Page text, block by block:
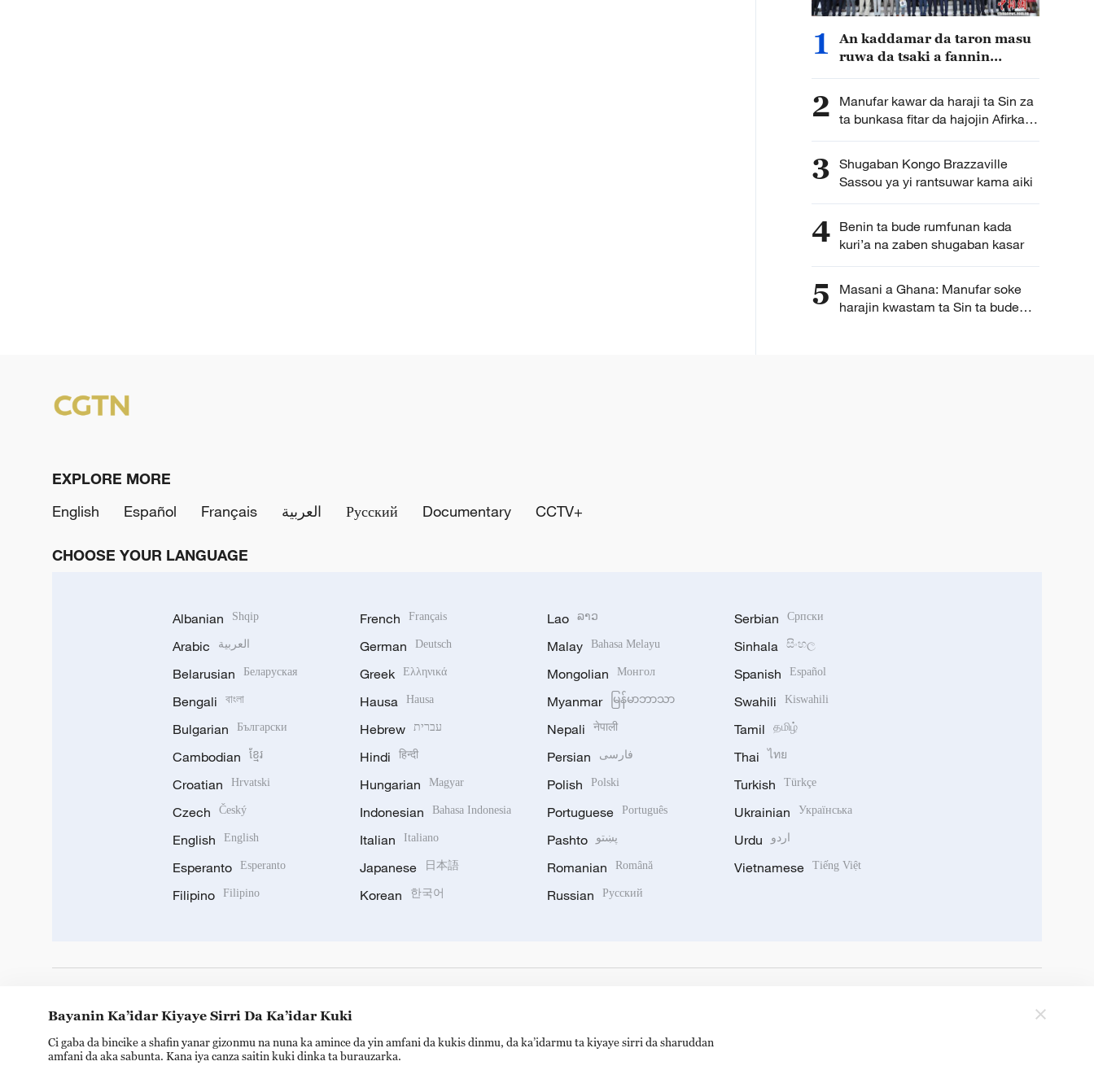
1
An kaddamar da taron masu
ruwa da tsaki a fannin
2
Manufar kawar da haraji ta Sin za
ta bunkasa fitar da hajojin Afirka
da tallafawa cigaban
Afirka ta kudu
3 Shugaban Kongo Brazzaville
Sassou ya yi rantsuwar kama aiki
4 Benin ta bude rumfunan kada
kuri’a na zaben shugaban kasar
5
Masani a Ghana: Manufar soke
harajin kwastam ta Sin ta bude
EXPLORE MORE
English
Español Français العربية Русский Documentary CCTV+
CHOOSE YOUR LANGUAGE
Albanian Shqip
Arabic العربية
Belarusian Беларуская
Bengali বাংলা
Bulgarian Български
Cambodian ខ្មែរ
Croatian Hrvatski
Czech Český
English English
Esperanto Esperanto
Filipino Filipino
French Français
German Deutsch
Greek Ελληνικά
Hausa Hausa
Hebrew עברית
Hindi हिन्दी
Hungarian Magyar
Indonesian Bahasa Indonesia
Italian Italiano
Japanese 日本語
Korean 한국어
Lao ລາວ
Malay Bahasa Melayu
Mongolian Монгол
Myanmar မြန်မာဘာသာ
Nepali नेपाली
Persian فارسی
Polish Polski
Portuguese Português
Pashto پښتو
Romanian Română
Russian Русский
Serbian Српски
Sinhala සිංහල
Spanish Español
Swahili Kiswahili
Tamil தமிழ்
Thai ไทย
Turkish Türkçe
Ukrainian Українська
Urdu اردو
Vietnamese Tiếng Việt
Bayanin Ka’idar Kiyaye Sirri Da Ka’idar Kuki
Ci gaba da bincike a shafin yanar gizonmu na nuna ka amince da yin amfani da kukis dinmu, da ka’idarmu ta kiyaye sirri da sharuddan
amfani da aka sabunta. Kana iya canza saitin kuki dinka ta burauzarka.